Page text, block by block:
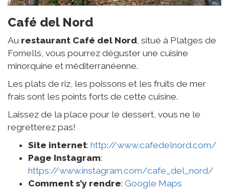
Café del Nord
Au restaurant Café del Nord, situé à Platges de
Fornells, vous pourrez déguster une cuisine
minorquine et méditerranéenne.
Les plats de riz, les poissons et les fruits de mer
frais sont les points forts de cette cuisine.
Laissez de la place pour le dessert, vous ne le
regretterez pas!
Site internet: http://www.cafedelnord.com/
Page Instagram:
https://www.instagram.com/cafe_del_nord/
Comment s’y rendre: Google Maps